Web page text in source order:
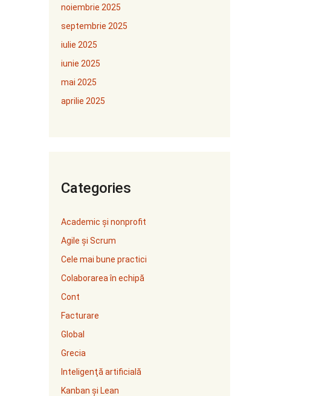
noiembrie 2025
septembrie 2025
iulie 2025
iunie 2025
mai 2025
aprilie 2025
Categories
Academic și nonprofit
Agile și Scrum
Cele mai bune practici
Colaborarea în echipă
Cont
Facturare
Global
Grecia
Inteligenţă artificială
Kanban și Lean